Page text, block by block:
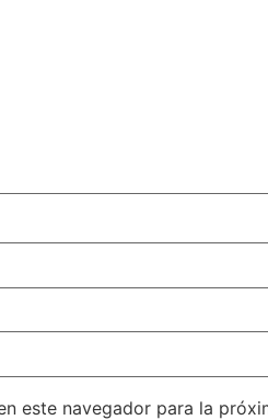
este navegador para la